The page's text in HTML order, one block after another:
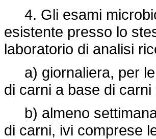
4. Gli esami
esistente presso lo
laboratorio di analisi
a) giornaliera, per le
di carni a base di
b) almeno
di carni, ivi comprese